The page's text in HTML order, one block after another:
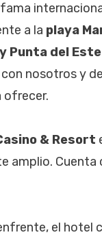
a la playa
Punta del
nosotros y
ofrecer.
& Resort
amplio.
el hotel